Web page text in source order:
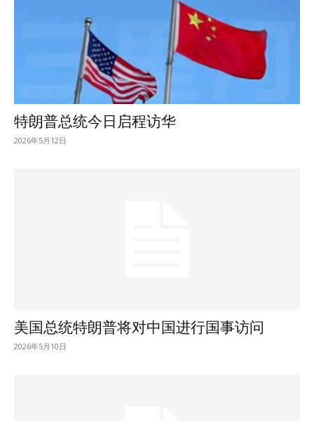
特朗普总统今日启程访华
2026年5月12日
美国总统特朗普将对中国进行国事访问
2026年5月10日